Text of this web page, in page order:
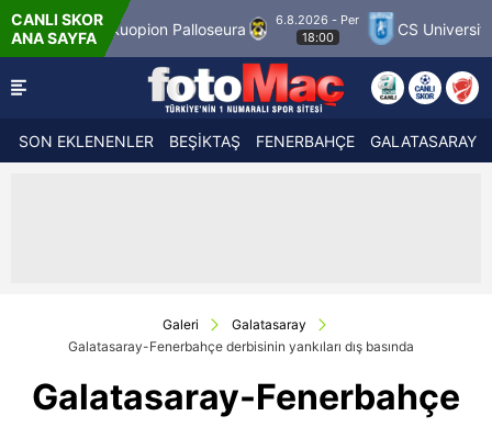
CANLI SKOR
ANA SAYFA
Kuopion Palloseura
6.8.2026 - Per
18:00
CS Universitatea
SON EKLENENLER BEŞİKTAŞ FENERBAHÇE GALATASARAY
Galeri
Galatasaray
Galatasaray-Fenerbahçe derbisinin yankıları dış basında
Galatasaray-Fenerbahçe